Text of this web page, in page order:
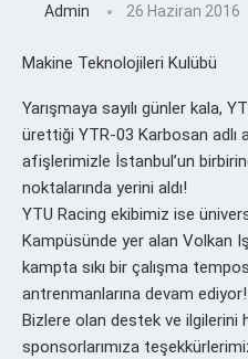
Admin 26 Haziran 2016
Makine Teknolojileri Kulübü
Yarışmaya sayılı günler kala,
ürettiği YTR-03 Karbosan adlı
afişlerimizle İstanbul’un
noktalarında yerini aldı!
YTU Racing ekibimiz ise
Kampüsünde yer alan Volkan
kampta sıkı bir çalışma
antrenmanlarına devam ediyor!
Bizlere olan destek ve
sponsorlarımıza